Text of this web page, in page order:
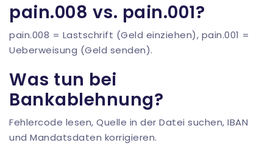
pain.008 vs. pain.001?
pain.008 = Lastschrift (Geld einziehen), pain.001 =
Ueberweisung (Geld senden).
Was tun bei
Bankablehnung?
Fehlercode lesen, Quelle in der Datei suchen, IBAN
und Mandatsdaten korrigieren.